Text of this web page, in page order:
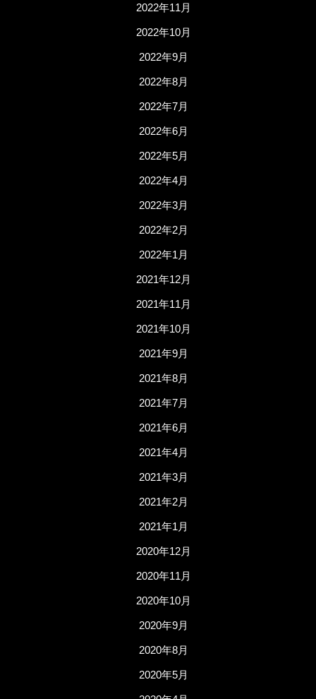
2022年11月
2022年10月
2022年9月
2022年8月
2022年7月
2022年6月
2022年5月
2022年4月
2022年3月
2022年2月
2022年1月
2021年12月
2021年11月
2021年10月
2021年9月
2021年8月
2021年7月
2021年6月
2021年4月
2021年3月
2021年2月
2021年1月
2020年12月
2020年11月
2020年10月
2020年9月
2020年8月
2020年5月